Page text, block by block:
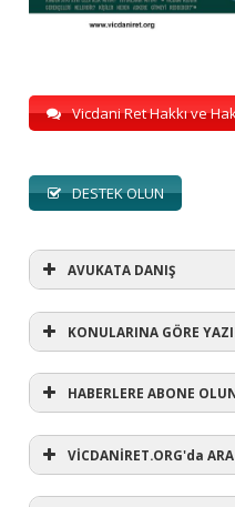
Vicdani Ret Hakkı ve
DESTEK OLUN
AVUKATA DANIŞ
AVUKATA DANIŞ
KONULARINA GÖRE
KONULARINA GÖRE YAZILAR
HABERLERE ABONE
VİCDANİRET.ORG'da ARA